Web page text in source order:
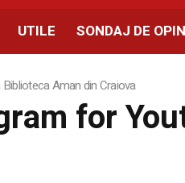
UTILE SONDAJ DE
Aman din Craiova
for